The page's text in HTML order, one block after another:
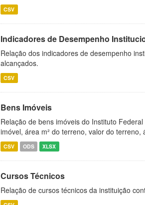
CSV
Indicadores de Desempenho
Relação dos indicadores de desempenho
alcançados.
CSV
Bens Imóveis
Relação de bens imóveis do Instituto
imóvel, área m² do terreno, valor do terreno,
CSV ODS XLSX
Cursos Técnicos
Relação de cursos técnicos da instituição